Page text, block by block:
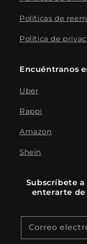
Políticas de
Política de
Encuéntranos
Uber
Rappi
Amazon
Shein
Subscríbete
enterarte de
Correo